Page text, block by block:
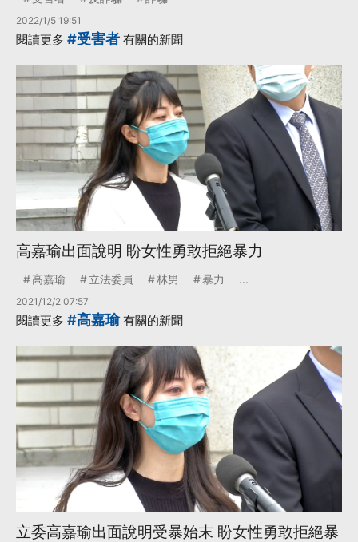
2022/1/5 19:51
閱讀更多 #受害者 有關的新聞
高嘉瑜出面說明 盼女性勇敢拒絕暴力
高嘉瑜 立法委員 林男 暴力 ...
2021/12/2 07:57
閱讀更多 #高嘉瑜有關的新聞
立委高嘉瑜出面說明受暴始末 盼女性勇敢拒絕暴